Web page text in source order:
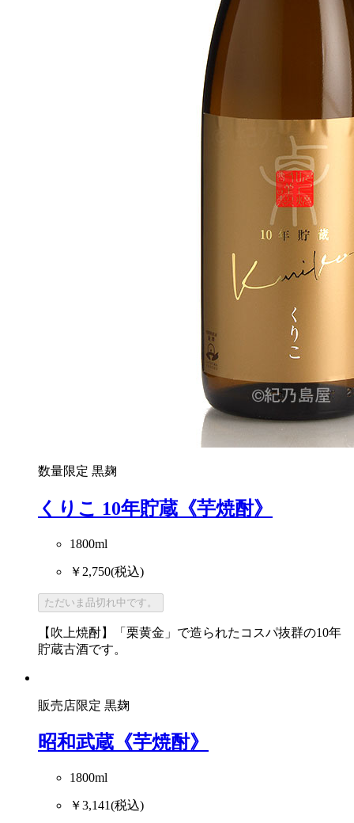
数量限定 黒麹
くりこ 10年貯蔵《芋焼酎》
1800ml
￥2,750(税込)
ただいま品切れ中です。
【吹上焼酎】「栗黄金」で造られたコスパ抜群の10年
貯蔵古酒です。
販売店限定 黒麹
昭和武蔵《芋焼酎》
1800ml
￥3,141(税込)